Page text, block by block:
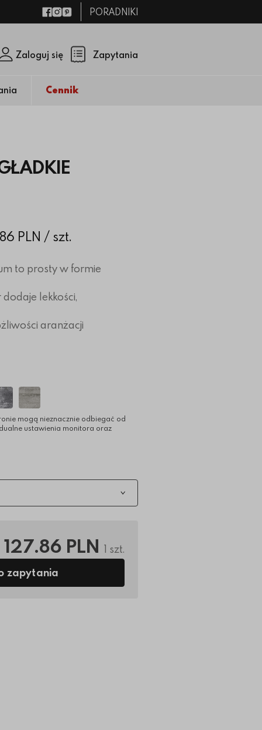
Facebook
Instagram
PinterestPORADNIKI
Zapytania
(pusty)
Zaloguj się
Cennik
PLN / szt.
to prosty w formie
lekkości,
aranżacji
mogą nieznacznie odbiegać od
ustawienia monitora oraz
127.86 PLN 1 szt.
zapytania